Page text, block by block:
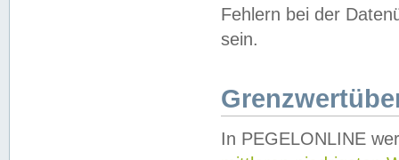
Fehlern bei der
sein.
In PEGELONLINE